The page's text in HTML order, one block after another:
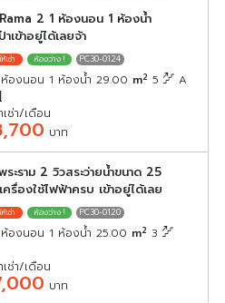
2 1 ห้องนอน 1 ห้องน้ำ
เข้าอยู่ได้เลยจ้า
PC30-0124
ห้องนอน 1 ห้องน้ำ 29.00 m2 5 A
เช่า/เดือน
บาท
ะราม 2 วิวสระว่ายน้ำขนาด 25
รื่องใช้ไฟฟ้าครบ เข้าอยู่ได้เลย
PC30-0120
ห้องนอน 1 ห้องน้ำ 25.00 m2 3
เช่า/เดือน
บาท